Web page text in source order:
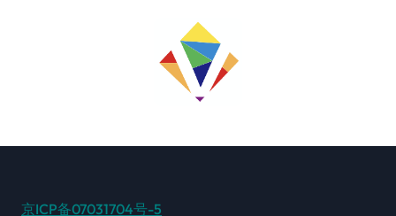
京ICP备07031704号-5